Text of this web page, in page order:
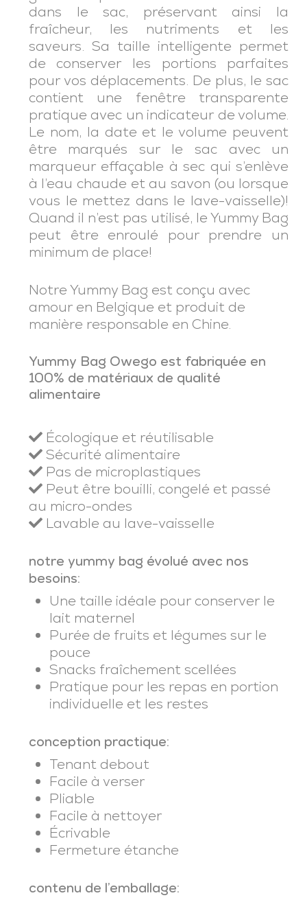
dans le sac, préservant ainsi la
fraîcheur, les nutriments et les
saveurs. Sa taille intelligente permet
de conserver les portions parfaites
pour vos déplacements. De plus, le sac
contient une fenêtre transparente
pratique avec un indicateur de volume.
Le nom, la date et le volume peuvent
être marqués sur le sac avec un
marqueur effaçable à sec qui s’enlève
à l’eau chaude et au savon (ou lorsque
vous le mettez dans le lave-vaisselle)!
Quand il n’est pas utilisé, le Yummy Bag
peut être enroulé pour prendre un
minimum de place!
Notre Yummy Bag est conçu avec
amour en Belgique et produit de
manière responsable en Chine.
Yummy Bag Owego est fabriquée en
100% de matériaux de qualité
alimentaire
Écologique et réutilisable
Sécurité alimentaire
Pas de microplastiques
Peut être bouilli, congelé et passé
au micro-ondes
Lavable au lave-vaisselle
notre yummy bag évolué avec nos
besoins:
Une taille idéale pour conserver le
lait maternel
Purée de fruits et légumes sur le
pouce
Snacks fraîchement scellées
Pratique pour les repas en portion
individuelle et les restes
conception practique:
Tenant debout
Facile à verser
Pliable
Facile à nettoyer
Écrivable
Fermeture étanche
contenu de l’emballage: